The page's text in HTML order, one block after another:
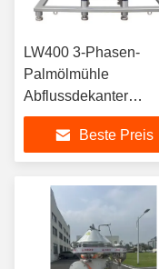
LW400 3-Phasen-
Palmölmühle
Abflussdekanter
Zentrifuge
Trennseparator 30KW
Motor ABB VFD
Automatisch
Beste Preis